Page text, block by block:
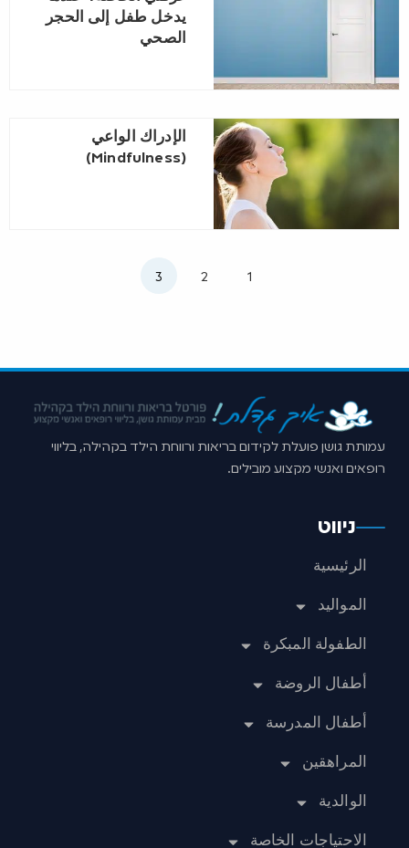
يدخل طفل إلى الحجر
الصحي
الإدراك الواعي
(Mindfulness)
1
2
3
עמותת גושן פועלת לקידום בריאות ורווחת הילד בקהילה, בליווי
רופאים ואנשי מקצוע מובילים.
ניווט
الرئيسية
المواليد
الطفولة المبكرة
أطفال الروضة
أطفال المدرسة
المراهقين
الوالدية
الاحتياجات الخاصة